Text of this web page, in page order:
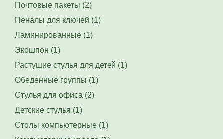
Почтовые пакеты (2)
Пеналы для ключей (1)
Ламинированные (1)
Экошпон (1)
Растущие стулья для детей (1)
Обеденные группы (1)
Стулья для офиса (2)
Детские стулья (1)
Столы компьютерные (1)